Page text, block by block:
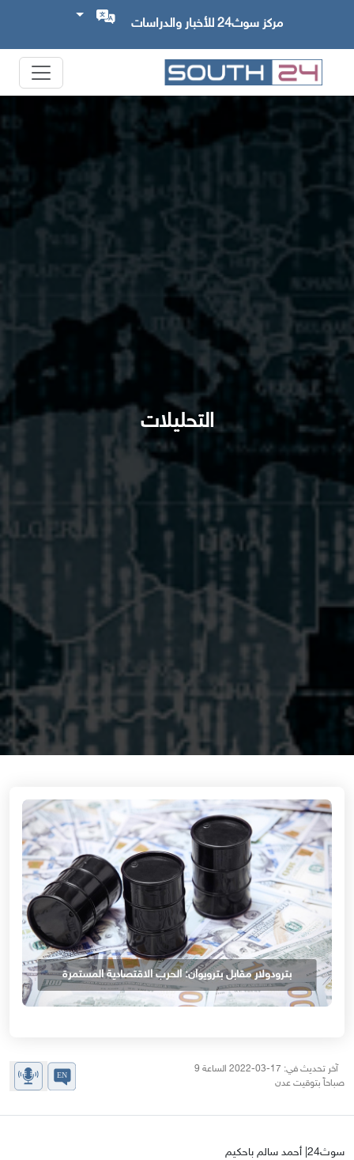
مركز سوث24 للأخبار والدراسات
التحليلات
بترودولار مقابل بترويوان: الحرب الاقتصادية المستمرة
آخر تحديث في: 17-03-2022 الساعة 9
صباحاً بتوقيت عدن
سوث24| أحمد سالم باحكيم